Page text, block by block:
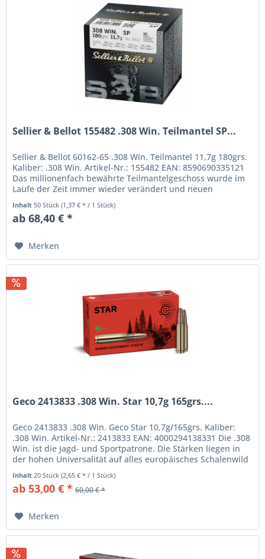
Sellier & Bellot 155482 .308 Win. Teilmantel SP...
Sellier & Bellot 60162-65 .308 Win. Teilmantel 11,7g 180grs.
Kaliber: .308 Win. Artikel-Nr.: 155482 EAN: 8590690335121
Das millionenfach bewährte Teilmantelgeschoss wurde im
Laufe der Zeit immer wieder verändert und neuen
Inhalt 50 Stück(1,37 € * / 1 Stück)
ab 68,40 € *
Merken
Geco 2413833 .308 Win. Star 10,7g 165grs....
Geco 2413833 .308 Win. Geco Star 10,7g/165grs. Kaliber:
.308 Win. Artikel-Nr.: 2413833 EAN: 4000294138331 Die .308
Win. ist die Jagd- und Sportpatrone. Die Stärken liegen in
der hohen Universalität auf alles europäisches Schalenwild
Inhalt20 Stück(2,65 € * / 1 Stück)
ab 53,00 € * 60,00 € *
Merken